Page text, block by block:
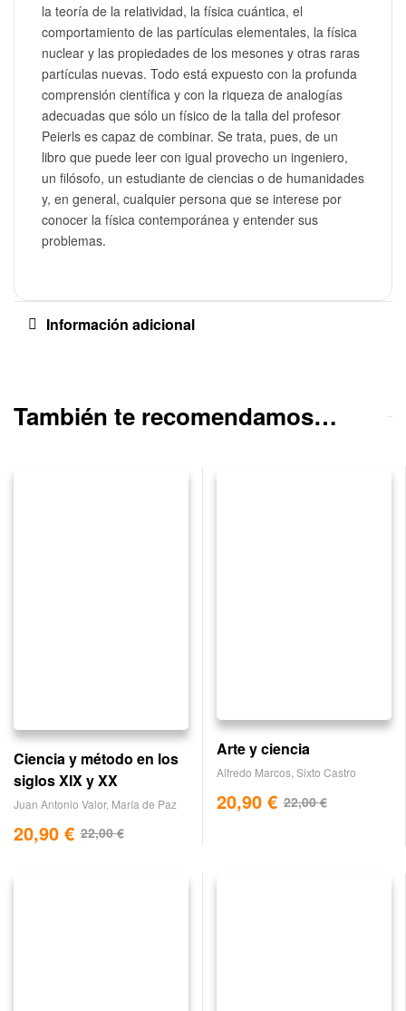
la teoría de la relatividad, la física cuántica, el
comportamiento de las partículas elementales, la física
nuclear y las propiedades de los mesones y otras raras
partículas nuevas. Todo está expuesto con la profunda
comprensión científica y con la riqueza de analogías
adecuadas que sólo un físico de la talla del profesor
Peierls es capaz de combinar. Se trata, pues, de un
libro que puede leer con igual provecho un ingeniero,
un filósofo, un estudiante de ciencias o de humanidades
y, en general, cualquier persona que se interese por
conocer la física contemporánea y entender sus
problemas.
Información adicional
También te recomendamos…
Ciencia y método en los
siglos XIX y XX
Juan Antonio Valor, María de Paz
22,00€
20,90 €
Arte y ciencia
Alfredo Marcos Sixto Castro
22,00€
20,90 €